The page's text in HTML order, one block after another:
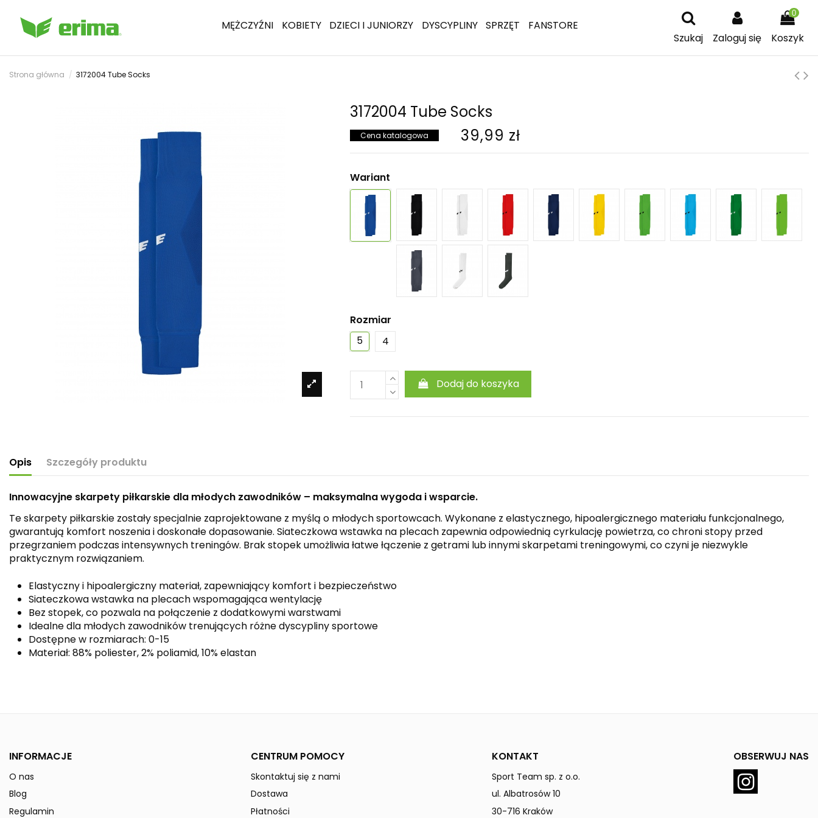
MĘŻCZYŹNI KOBIETY DZIECI I JUNIORZY DYSCYPLINY SPRZĘT
FANSTORE
Szukaj
Zaloguj się
0
Koszyk
Strona główna 3172004 Tube Socks
3172004 Tube Socks
Cena katalogowa 39,99 zł
Wariant
Rozmiar
5
4
Dodaj do koszyka
Opis Szczegóły produktu
Innowacyjne skarpety piłkarskie dla młodych zawodników – maksymalna wygoda i wsparcie.
Te skarpety piłkarskie zostały specjalnie zaprojektowane z myślą o młodych sportowcach. Wykonane z elastycznego, hipoalergicznego materiału funkcjonalnego,
gwarantują komfort noszenia i doskonałe dopasowanie. Siateczkowa wstawka na plecach zapewnia odpowiednią cyrkulację powietrza, co chroni stopy przed
przegrzaniem podczas intensywnych treningów. Brak stopek umożliwia łatwe łączenie z getrami lub innymi skarpetami treningowymi, co czyni je niezwykle
praktycznym rozwiązaniem.
Elastyczny i hipoalergiczny materiał, zapewniający komfort i bezpieczeństwo
Siateczkowa wstawka na plecach wspomagająca wentylację
Bez stopek, co pozwala na połączenie z dodatkowymi warstwami
Idealne dla młodych zawodników trenujących różne dyscypliny sportowe
Dostępne w rozmiarach: 0-15
Materiał: 88% poliester, 2% poliamid, 10% elastan
Indeks3172004
ean13
» Podmiot odpowiedzialny
INFORMACJE
O nas
Blog
Regulamin
CENTRUM POMOCY
Skontaktuj się z nami
Dostawa
Płatności
KONTAKT
Sport Team sp. z o.o.
ul. Albatrosów 10
30-716 Kraków
OBSERWUJ NAS